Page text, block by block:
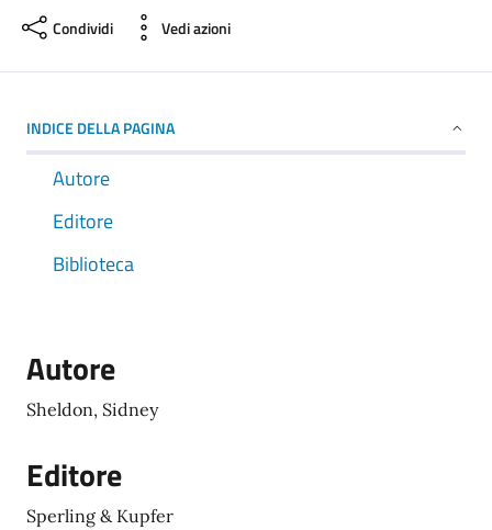
Condividi Vedi azioni
INDICE DELLA PAGINA
Autore
Editore
Biblioteca
Autore
Sheldon, Sidney
Editore
Sperling & Kupfer